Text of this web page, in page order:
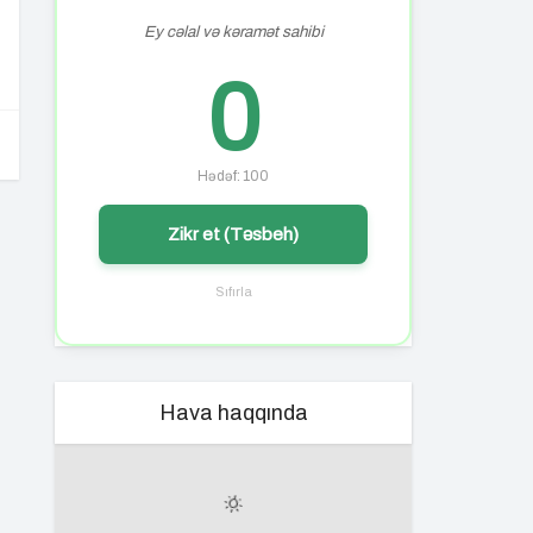
Ey cəlal və kəramət sahibi
0
Hədəf: 100
Zikr et (Təsbeh)
Sıfırla
Hava haqqında